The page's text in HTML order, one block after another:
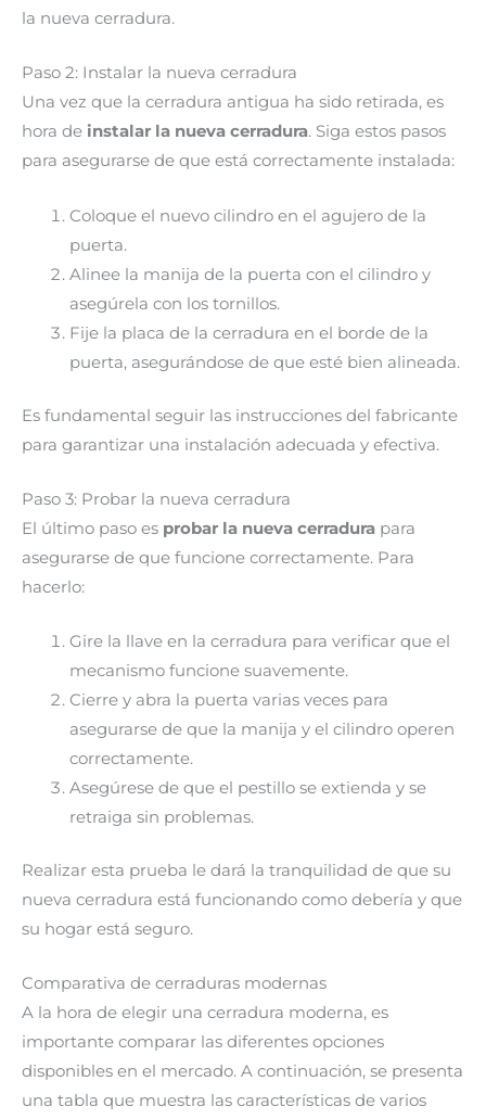
la nueva cerradura.
Paso 2: Instalar la nueva cerradura
Una vez que la cerradura antigua ha sido retirada, es
hora de instalar la nueva cerradura. Siga estos pasos
para asegurarse de que está correctamente instalada:
Coloque el nuevo cilindro en el agujero de la
puerta.
Alinee la manija de la puerta con el cilindro y
asegúrela con los tornillos.
Fije la placa de la cerradura en el borde de la
puerta, asegurándose de que esté bien alineada.
Es fundamental seguir las instrucciones del fabricante
para garantizar una instalación adecuada y efectiva.
Paso 3: Probar la nueva cerradura
El último paso es probar la nueva cerradura para
asegurarse de que funcione correctamente. Para
hacerlo:
Gire la llave en la cerradura para verificar que el
mecanismo funcione suavemente.
Cierre y abra la puerta varias veces para
asegurarse de que la manija y el cilindro operen
correctamente.
Asegúrese de que el pestillo se extienda y se
retraiga sin problemas.
Realizar esta prueba le dará la tranquilidad de que su
nueva cerradura está funcionando como debería y que
su hogar está seguro.
Comparativa de cerraduras modernas
A la hora de elegir una cerradura moderna, es
importante comparar las diferentes opciones
disponibles en el mercado. A continuación, se presenta
una tabla que muestra las características de varios